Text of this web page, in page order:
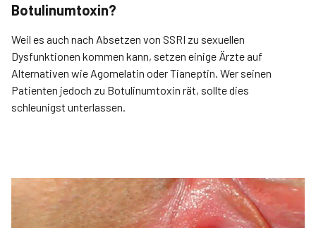
Botulinumtoxin?
Weil es auch nach Absetzen von SSRI zu sexuellen
Dysfunktionen kommen kann, setzen einige Ärzte auf
Alternativen wie Agomelatin oder Tianeptin. Wer seinen
Patienten jedoch zu Botulinumtoxin rät, sollte dies
schleunigst unterlassen.